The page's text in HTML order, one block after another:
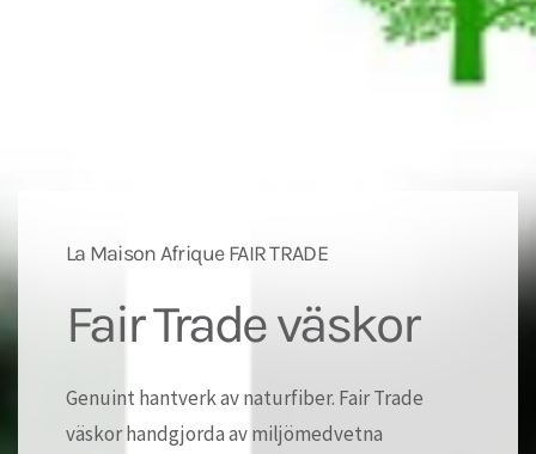
La Maison Afrique FAIR TRADE
Fair Trade väskor
Genuint hantverk av naturfiber. Fair Trade
väskor handgjorda av miljömedvetna